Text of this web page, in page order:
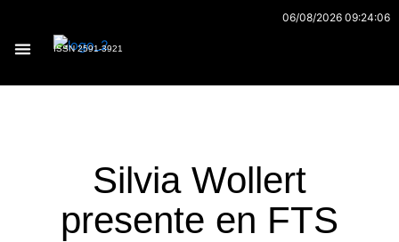
contenido
06/08/2026 09:24:06
ISSN 2591-3921
Silvia Wollert
presente en FTS